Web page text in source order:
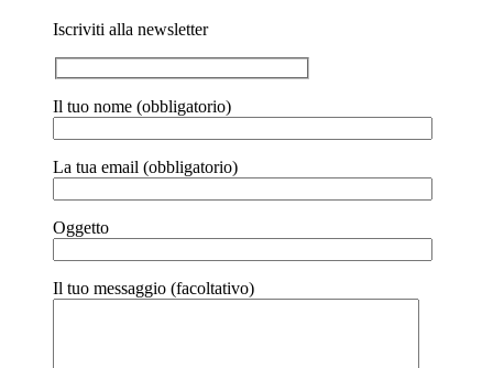
Iscriviti alla newsletter
Il tuo nome (obbligatorio)
La tua email (obbligatorio)
Oggetto
Il tuo messaggio (facoltativo)